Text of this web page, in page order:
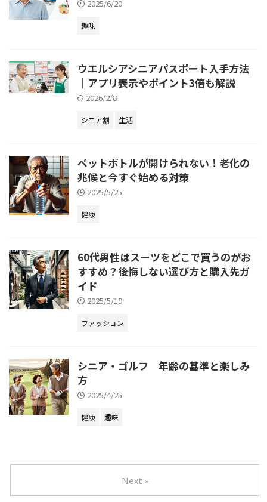
2025/6/20
趣味
ウエルシアシニアパスポート入手方法
｜アプリ表示やポイント3倍も解説
2026/2/8
シニア割 生活
ペットボトルが開けられない！老化の
兆候と今すぐ始める対策
2025/5/25
健康
60代男性はスーツをどこで買うのがお
すすめ？後悔しない選び方と購入先ガ
イド
2025/5/19
ファッション
シニア・ゴルフ 年齢の基準と楽しみ
方
2025/4/25
健康 趣味
Next »